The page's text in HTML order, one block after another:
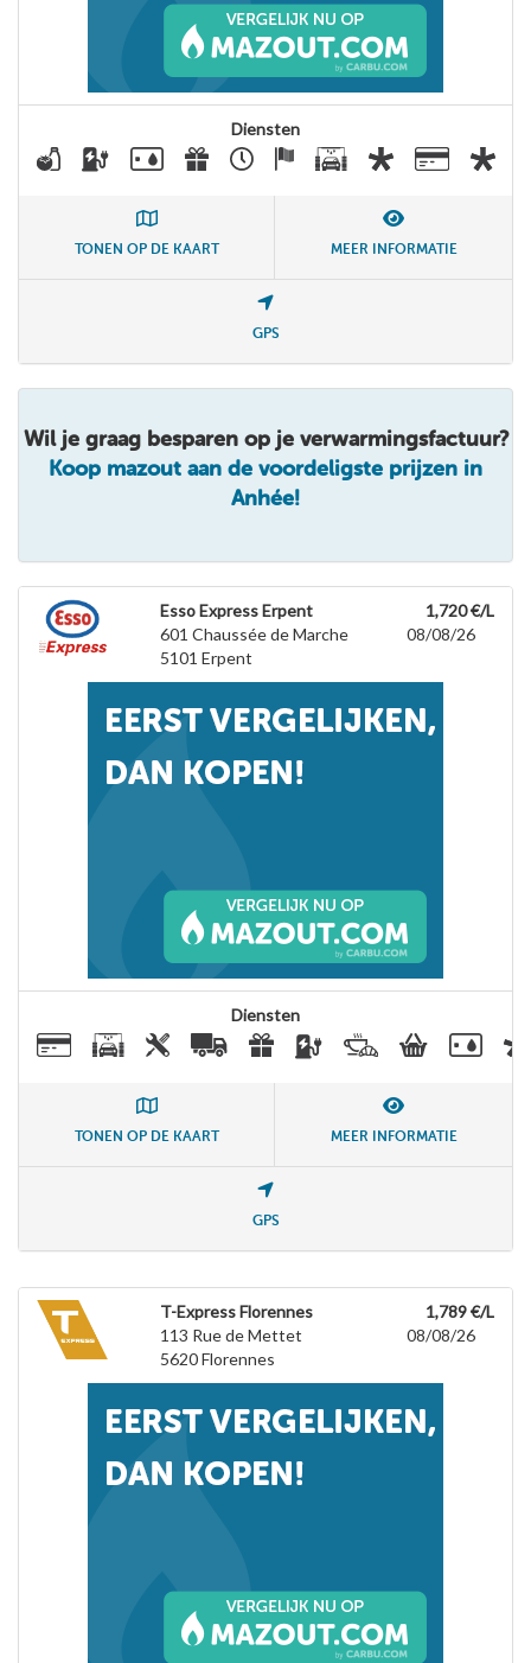
Diensten
TONEN OP DE KAART MEER INFORMATIE
GPS
Wil je graag besparen op je verwarmingsfactuur?
Koop mazout aan de voordeligste prijzen in
Anhée!
Esso Express Erpent
601 Chaussée de Marche
5101 Erpent
1,720 €/L
08/08/26
Diensten
TONEN OP DE KAART MEER INFORMATIE
GPS
T-Express Florennes
113 Rue de Mettet
5620Florennes
1,789 €/L
08/08/26